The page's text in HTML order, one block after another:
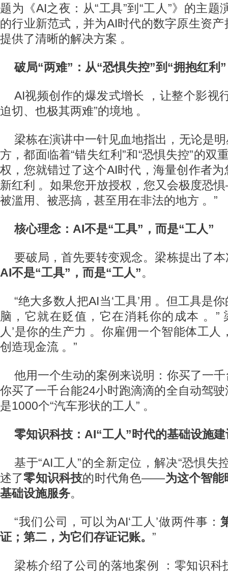
题为《AI之夜：从“工具”到“工人”》的主题
的行业新范式，并为AI时代的数字原生资
提供了清晰的解决方案 。
破局“两难”：从“恐惧失控”到“拥抱红利”
AI视频创作的爆发式增长 ，让整个影视
迫切、也极其两难”的境地 。
梁栋在演讲中一针见血地指出，无论是
方，都面临着“错失红利”和“恐惧失控”的双
权，您就错过了这个AI时代，海量创作者
新红利 。如果您开放授权，您又会极度恐
被滥用、被恶搞，甚至用在非法的地方 。”
核心理念：AI不是“工具”，而是“工人”
要破局，首先要转变观念。梁栋提出了
AI不是“工具”，而是“工人”。
“绝大多数人把AI当‘工具’用 。但工具是
脑，它就在贬值，它在消耗你的成本 。”
人’是你的生产力 。你雇佣一个智能体工
创造现金流 。”
他用一个生动的案例来说明：你买了一
你买了一千台能24小时跑滴滴的全自动驾
是1000个“汽车形状的工人” 。
零知识科技：AI“工人”时代的基础设施
基于“AI工人”的全新定位，解决“恐惧失
述了零知识科技的时代角色——为这个智
基础设施服务。
“我们公司，可以为AI‘工人’做两件事：
证；第二，为它们存证记账。 ”
梁栋介绍了公司的落地案例 ：零知识科